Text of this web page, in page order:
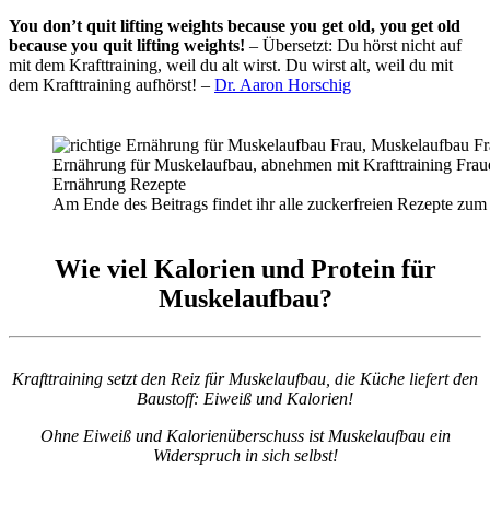
You don’t quit lifting weights because you get old, you get old
because you quit lifting weights! – Übersetzt: Du hörst nicht auf
mit dem Krafttraining, weil du alt wirst. Du wirst alt, weil du mit
dem Krafttraining aufhörst! – Dr. Aaron Horschig
Am Ende des Beitrags findet ihr alle zuckerfreien Rezepte
Wie viel Kalorien und Protein für
Muskelaufbau?
Krafttraining setzt den Reiz für Muskelaufbau, die Küche liefert den
Baustoff: Eiweiß und Kalorien!
Ohne Eiweiß und Kalorienüberschuss ist Muskelaufbau ein
Widerspruch in sich selbst!